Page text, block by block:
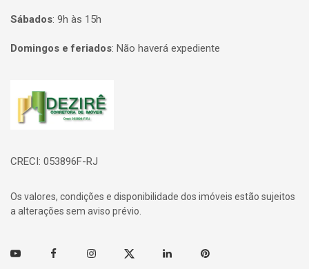
Sábados: 9h às 15h
Domingos e feriados: Não haverá expediente
Página inicial
CRECI: 053896F-RJ
Os valores, condições e disponibilidade dos imóveis estão sujeitos
a alterações sem aviso prévio.
Youtube FacebookInstagramTwitter Linkedin Pinterest